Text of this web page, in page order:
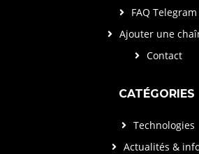
FAQ Telegram
Ajouter une
Contact
CATÉGORIES
Technologies
Actualités &